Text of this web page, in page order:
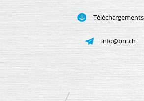
Téléchargements
info@brr.ch